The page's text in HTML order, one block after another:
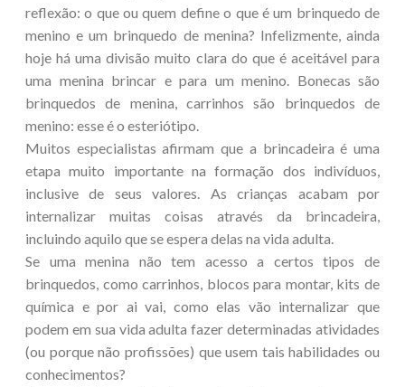
reflexão: o que ou quem define o que é um brinquedo de
menino e um brinquedo de menina? Infelizmente, ainda
hoje há uma divisão muito clara do que é aceitável para
uma menina brincar e para um menino. Bonecas são
brinquedos de menina, carrinhos são brinquedos de
menino: esse é o esteriótipo.
Muitos especialistas afirmam que a brincadeira é uma
etapa muito importante na formação dos indivíduos,
inclusive de seus valores. As crianças acabam por
internalizar muitas coisas através da brincadeira,
incluindo aquilo que se espera delas na vida adulta.
Se uma menina não tem acesso a certos tipos de
brinquedos, como carrinhos, blocos para montar, kits de
química e por ai vai, como elas vão internalizar que
podem em sua vida adulta fazer determinadas atividades
(ou porque não profissões) que usem tais habilidades ou
conhecimentos?